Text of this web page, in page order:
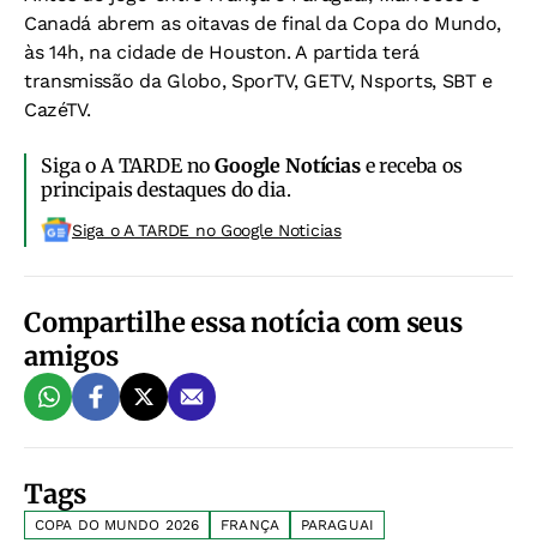
Canadá abrem as oitavas de final da Copa do Mundo,
às 14h, na cidade de Houston. A partida terá
transmissão da Globo, SporTV, GETV, Nsports, SBT e
CazéTV.
Siga o A TARDE noGoogle Notíciase receba os
principais destaques do dia.
Siga o A TARDE no Google Noticias
Compartilhe essa notícia com seus
amigos
Tags
COPA DO MUNDO 2026 FRANÇA PARAGUAI